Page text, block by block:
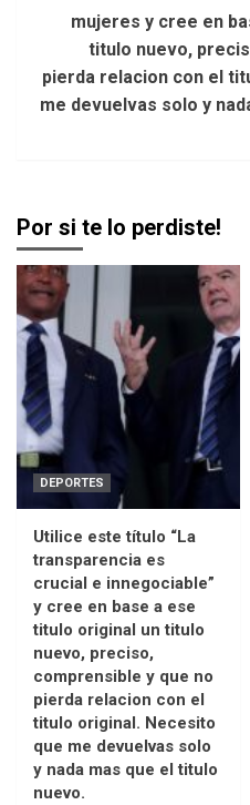
mujeres y cree en
titulo nuevo,
pierda relacion con el
me devuelvas solo y
Por si te lo perdiste!
DEPORTES
Utilice este título “La
transparencia es
crucial e innegociable”
y cree en base a ese
titulo original un titulo
nuevo, preciso,
comprensible y que no
pierda relacion con el
titulo original. Necesito
que me devuelvas solo
y nada mas que el titulo
nuevo.